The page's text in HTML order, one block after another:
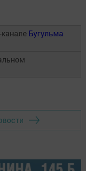
Бугульма